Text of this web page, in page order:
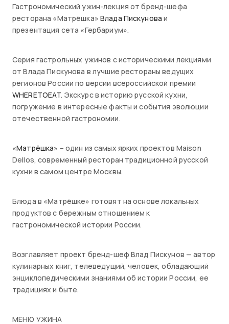
Гастрономический ужин-лекция от бренд-шефа
ресторана «Матрёшка» Влада Пискунова и
презентация сета «Гербариум».
Серия гастрольных ужинов с историческими лекциями
от Влада Пискунова в лучшие рестораны ведущих
регионов России по версии всероссийской премии
WHERETOEAT. Экскурс в историю русской кухни,
погружение в интересные факты и события эволюции
отечественной гастрономии.
«Матрёшка» – один из самых ярких проектов Maison
Dellos, современный ресторан традиционной русской
кухни в самом центре Москвы.
Блюда в «Матрёшке» готовят на основе локальных
продуктов с бережным отношением к
гастрономической истории России.
Возглавляет проект бренд-шеф Влад Пискунов — автор
кулинарных книг, телеведущий, человек, обладающий
энциклопедическими знаниями об истории России, ее
традициях и быте.
МЕНЮ УЖИНА